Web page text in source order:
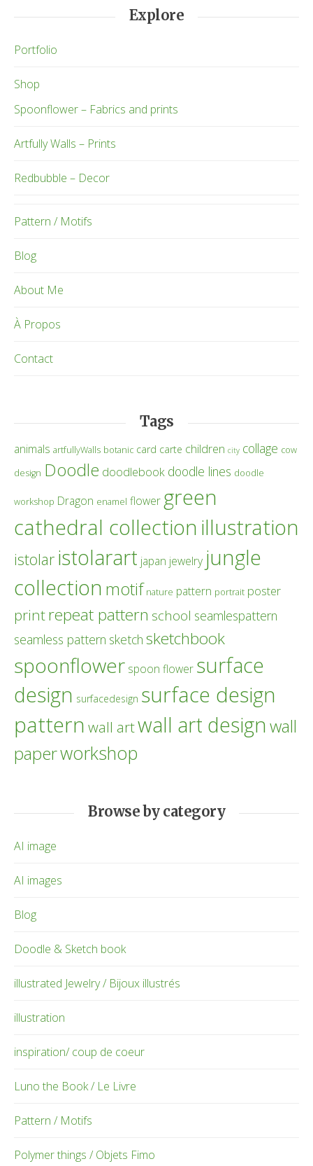
Explore
Portfolio
Shop
Spoonflower – Fabrics and prints
Artfully Walls – Prints
Redbubble – Decor
Pattern / Motifs
Blog
About Me
À Propos
Contact
Tags
animals artfullyWalls botanic card carte children city collage cow
design Doodle doodlebook doodle lines doodle
workshop Dragon enamel flower green
cathedral collection illustration
istolar istolarart japan jewelry jungle
collection motif nature pattern portrait poster
printrepeat pattern school seamlespattern
seamless pattern sketch sketchbook
spoonflower spoon flower surface
design surfacedesign surface design
pattern wall artwall art designwall
paperworkshop
Browse by category
AI image
AI images
Blog
Doodle & Sketch book
illustrated Jewelry / Bijoux illustrés
illustration
inspiration/ coup de coeur
Luno the Book / Le Livre
Pattern / Motifs
Polymer things / Objets Fimo